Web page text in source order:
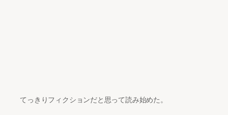
てっきりフィクションだと思って読み始めた。